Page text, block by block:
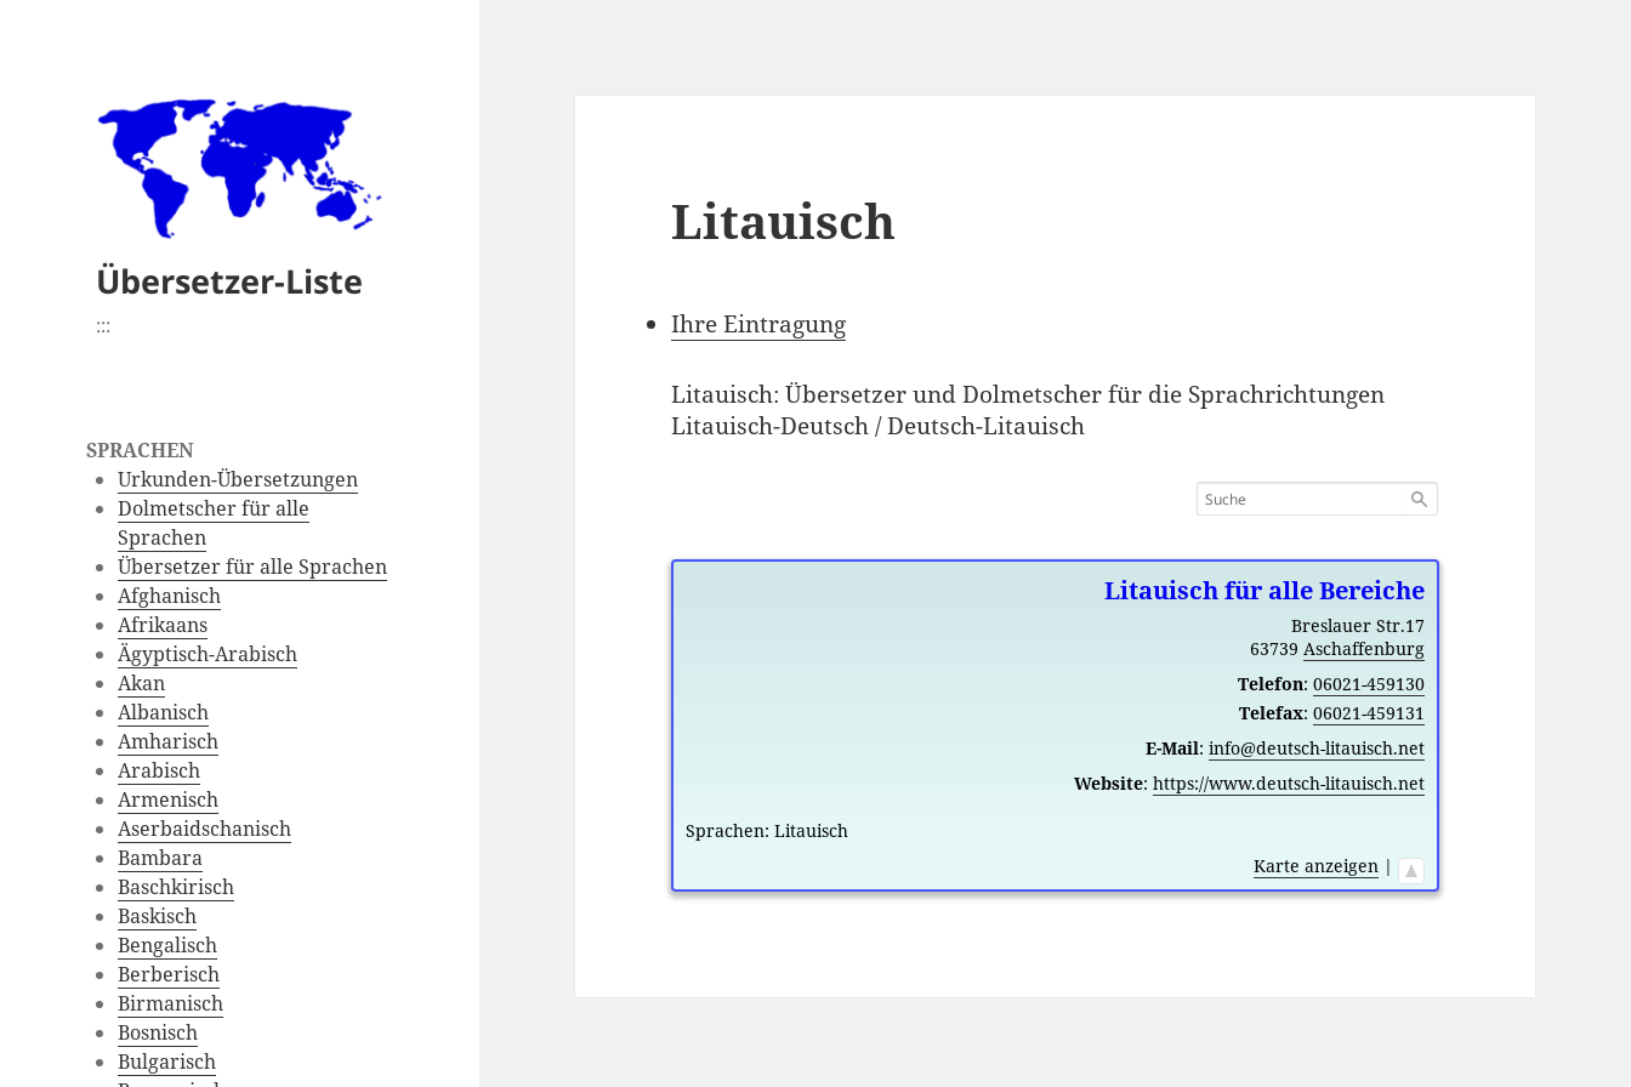
Übersetzer-Liste
:::
SPRACHEN
Urkunden-Übersetzungen
Dolmetscher für alle
Sprachen
Übersetzer für alle Sprachen
Afghanisch
Afrikaans
Ägyptisch-Arabisch
Akan
Albanisch
Amharisch
Arabisch
Armenisch
Aserbaidschanisch
Bambara
Baschkirisch
Baskisch
Bengalisch
Berberisch
Birmanisch
Bosnisch
Bulgarisch
Litauisch
Ihre Eintragung
Litauisch: Übersetzer und Dolmetscher für die Sprachrichtungen
Litauisch-Deutsch / Deutsch-Litauisch
Litauisch für alle Bereiche
Breslauer Str.17
63739 Aschaffenburg
Telefon: 06021-459130
Telefax: 06021-459131
E-Mail: info@deutsch-litauisch.net
Website: https://www.deutsch-litauisch.net
Sprachen:Litauisch
Karte anzeigen|